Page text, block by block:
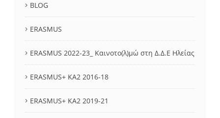
BLOG
ERASMUS
ERASMUS 2022-23_ Καινοτο(λ)μώ στη Δ.Δ.Ε Ηλείας
ERASMUS+ KA2 2016-18
ERASMUS+ KA2 2019-21